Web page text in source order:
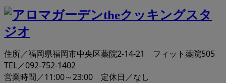
住所／福岡県福岡市中央区薬院2-14-21 フィット薬院505
TEL／092-752-1402
営業時間／11:00～23:00 定休日／なし